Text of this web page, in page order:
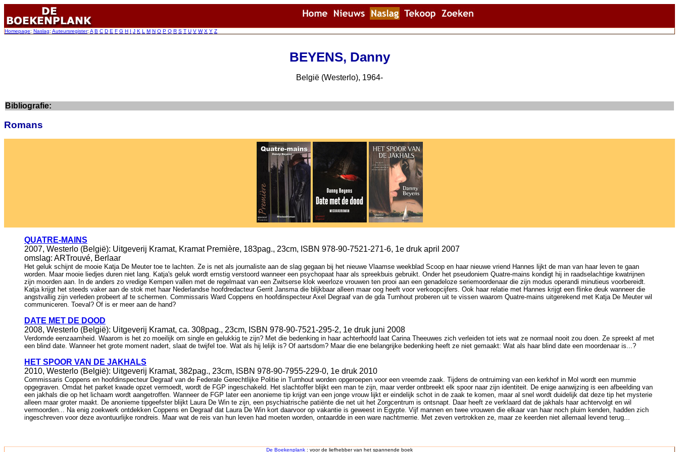
Homepage: Naslag: Auteursregister: A B C D E F G H I J K L M N O P Q R S T U V W X Y Z
BEYENS, Danny
België (Westerlo), 1964-
Bibliografie:
Romans
QUATRE-MAINS
2007, Westerlo (België): Uitgeverij Kramat, Kramat Première, 183pag., 23cm, ISBN 978-90-7521-271-6, 1e druk april 2007
omslag: ARTrouvé, Berlaar
Het geluk schijnt de mooie Katja De Meuter toe te lachten. Ze is net als journaliste aan de slag gegaan bij het nieuwe Vlaamse weekblad Scoop en haar nieuwe vriend Hannes lijkt de man van haar leven te gaan
worden. Maar mooie liedjes duren niet lang. Katja's geluk wordt ernstig verstoord wanneer een psychopaat haar als spreekbuis gebruikt. Onder het pseudoniem Quatre-mains kondigt hij in raadselachtige kwatrijnen
zijn moorden aan. In de anders zo vredige Kempen vallen met de regelmaat van een Zwitserse klok weerloze vrouwen ten prooi aan een genadeloze seriemoordenaar die zijn modus operandi minutieus voorbereidt.
Katja krijgt het steeds vaker aan de stok met haar Nederlandse hoofdredacteur Gerrit Jansma die blijkbaar alleen maar oog heeft voor verkoopcijfers. Ook haar relatie met Hannes krijgt een flinke deuk wanneer die
angstvallig zijn verleden probeert af te schermen. Commissaris Ward Coppens en hoofdinspecteur Axel Degraaf van de gda Turnhout proberen uit te vissen waarom Quatre-mains uitgerekend met Katja De Meuter wil
communiceren. Toeval? Of is er meer aan de hand?
DATE MET DE DOOD
2008, Westerlo (België): Uitgeverij Kramat, ca. 308pag., 23cm, ISBN 978-90-7521-295-2, 1e druk juni 2008
Verdomde eenzaamheid. Waarom is het zo moeilijk om single en gelukkig te zijn? Met die bedenking in haar achterhoofd laat Carina Theeuwes zich verleiden tot iets wat ze normaal nooit zou doen. Ze spreekt af met
een blind date. Wanneer het grote moment nadert, slaat de twijfel toe. Wat als hij lelijk is? Of aartsdom? Maar die ene belangrijke bedenking heeft ze niet gemaakt: Wat als haar blind date een moordenaar is...?
HET SPOOR VAN DE JAKHALS
2010, Westerlo (België): Uitgeverij Kramat, 382pag., 23cm, ISBN 978-90-7955-229-0, 1e druk 2010
Commissaris Coppens en hoofdinspecteur Degraaf van de Federale Gerechtlijke Politie in Turnhout worden opgeroepen voor een vreemde zaak. Tijdens de ontruiming van een kerkhof in Mol wordt een mummie
opgegraven. Omdat het parket kwade opzet vermoedt, wordt de FGP ingeschakeld. Het slachtoffer blijkt een man te zijn, maar verder ontbreekt elk spoor naar zijn identiteit. De enige aanwijzing is een afbeelding van
een jakhals die op het lichaam wordt aangetroffen. Wanneer de FGP later een anonieme tip krijgt van een jonge vrouw lijkt er eindelijk schot in de zaak te komen, maar al snel wordt duidelijk dat deze tip het mysterie
alleen maar groter maakt. De anonieme tipgeefster blijkt Laura De Win te zijn, een psychiatrische patiënte die net uit het Zorgcentrum is ontsnapt. Daar heeft ze verklaard dat de jakhals haar achtervolgt en wil
vermoorden... Na enig zoekwerk ontdekken Coppens en Degraaf dat Laura De Win kort daarvoor op vakantie is geweest in Egypte. Vijf mannen en twee vrouwen die elkaar van haar noch pluim kenden, hadden zich
ingeschreven voor deze avontuurlijke rondreis. Maar wat de reis van hun leven had moeten worden, ontaardde in een ware nachtmerrie. Met zeven vertrokken ze, maar ze keerden niet allemaal levend terug...
De Boekenplank : voor de liefhebber van het spannende boek